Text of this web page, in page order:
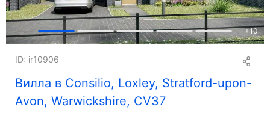
+10
Вилла в Consilio, Loxley, Stratford-upon-
Avon, Warwickshire, CV37
ID: ir10906